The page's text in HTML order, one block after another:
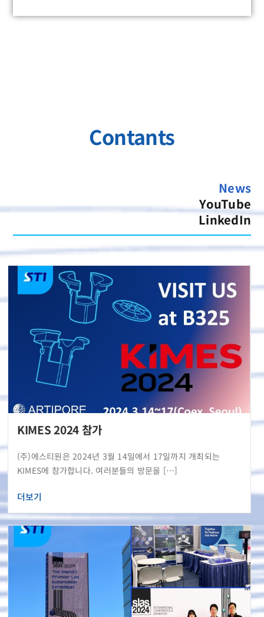
Contants
News
YouTube
LinkedIn
KIMES 2024 참가
(주)에스티원은 2024년 3월 14일에서 17일까지 개최되는
KIMES에 참가합니다. 여러분들의 방문을 […]
더보기